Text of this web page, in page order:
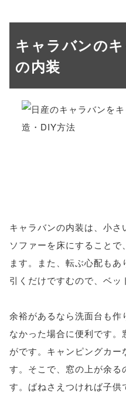
キャラバンの
の内装
キャラバンの内装は、小さ
ソファーを床にすること
ます。また、転ぶ心配も
引くだけですむので、ベッ
余裕があるなら洗面台も作
なかった場合に便利です
がです。キャンピングカー
す。そこで、窓の上が余
す。ばねさえつければ子供